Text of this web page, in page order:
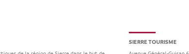
SIERRE TOURISME